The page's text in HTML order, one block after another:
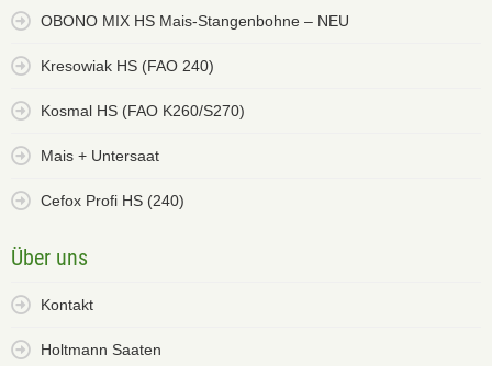
OBONO MIX HS Mais-Stangenbohne – NEU
Kresowiak HS (FAO 240)
Kosmal HS (FAO K260/S270)
Mais + Untersaat
Cefox Profi HS (240)
Über uns
Kontakt
Holtmann Saaten